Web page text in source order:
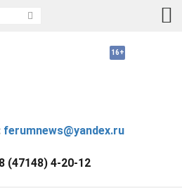
ferumnews@yandex.ru
8 (47148) 4-20-12